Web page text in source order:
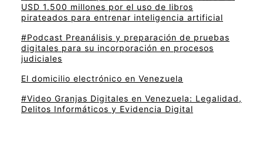
USD 1.500 millones por el uso de libros
pirateados para entrenar inteligencia artificial
#Podcast Preanálisis y preparación de pruebas
digitales para su incorporación en procesos
judiciales
El domicilio electrónico en Venezuela
#Video Granjas Digitales en Venezuela: Legalidad,
Delitos Informáticos y Evidencia Digital